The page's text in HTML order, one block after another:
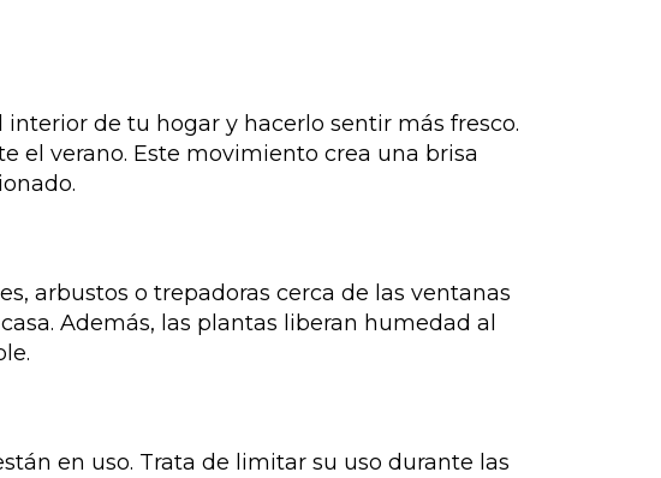
de tu hogar y hacerlo sentir más fresco.
el verano. Este movimiento crea una brisa
arbustos o trepadoras cerca de las ventanas
Además, las plantas liberan humedad al
en uso. Trata de limitar su uso durante las